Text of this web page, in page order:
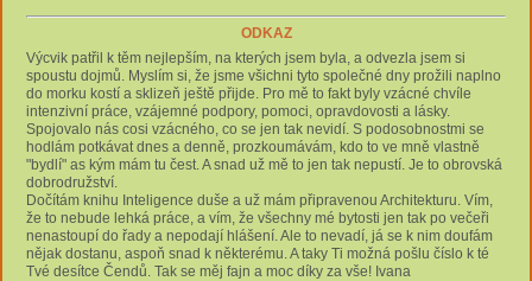
ODKAZ
Výcvik patřil k těm nejlepším, na kterých jsem byla, a odvezla jsem si
spoustu dojmů. Myslím si, že jsme všichni tyto společné dny prožili naplno
do morku kostí a sklizeň ještě přijde. Pro mě to fakt byly vzácné chvíle
intenzivní práce, vzájemné podpory, pomoci, opravdovosti a lásky.
Spojovalo nás cosi vzácného, ​​​​co se jen tak nevidí. S podosobnostmi se
hodlám potkávat dnes a denně, prozkoumávám, kdo to ve mně vlastně
"bydlí" as kým mám tu čest. A snad už mě to jen tak nepustí. Je to obrovská
dobrodružství.
Dočítám knihu Inteligence duše a už mám připravenou Architekturu. Vím,
že to nebude lehká práce, a vím, že všechny mé bytosti jen tak po večeři
nenastoupí do řady a nepodají hlášení. Ale to nevadí, já se k nim doufám
nějak dostanu, aspoň snad k některému. A taky Ti možná pošlu číslo k té
Tvé desítce Čendů. Tak se měj fajn a moc díky za vše! Ivana